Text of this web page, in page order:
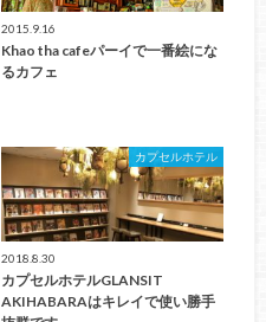
2015.9.16
Khao tha cafeパーイで一番絵にな
るカフェ
カプセルホテル
2018.8.30
カプセルホテルGLANSIT
AKIHABARAはキレイで使い勝手